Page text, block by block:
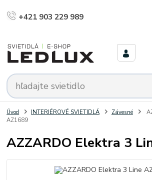
+421 903 229 989
Úvod INTERIÉROVÉ SVIETIDLÁ Závesné
AZ1689
AZZARDO Elektra 3